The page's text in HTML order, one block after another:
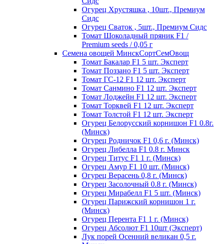
Огурец Хрустяшка , 10шт., Премиум
Сидс
Огурец Сваток , 5шт., Премиум Сидс
Томат Шоколадный пряник F1 /
Premium seeds / 0,05 г
Семена овощей МинскСортСемОвощ
Томат Бакалар F1 5 шт. Эксперт
Томат Поззано F1 5 шт. Эксперт
Томат ГС-12 F1 12 шт. Эксперт
Томат Санмино F1 12 шт. Эксперт
Томат Лоджейн F1 12 шт. Эксперт
Томат Торквей F1 12 шт. Эксперт
Томат Толстой F1 12 шт. Эксперт
Огурец Белорусский корнишон F1 0.8г.
(Минск)
Огурец Родничок F1 0,6 г. (Минск)
Огурец Либелла F1 0.8 г. Минск
Огурец Титус F1 1 г. (Минск)
Огурец Амур F1 10 шт. (Минск)
Огурец Верасень 0,8 г. (Минск)
Огурец Засолочный 0.8 г. (Минск)
Огурец Мирабелл F1 5 шт. (Минск)
Огурец Парижский корнишон 1 г.
(Минск)
Огурец Перента F1 1 г. (Минск)
Огурец Абсолют F1 10шт (Эксперт)
Лук порей Осенний великан 0,5 г.